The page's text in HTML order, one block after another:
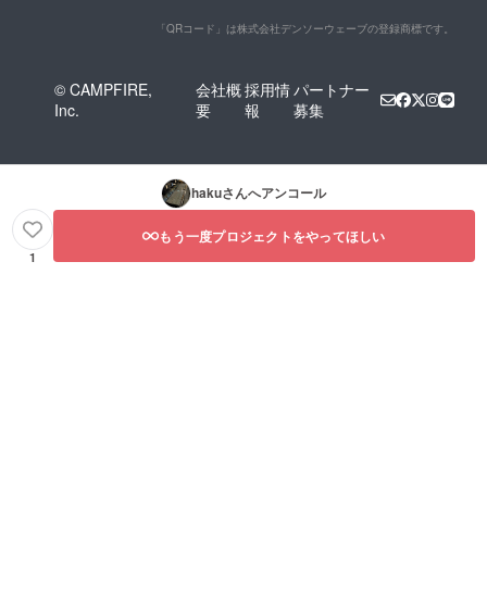
「QRコード」は株式会社デンソーウェーブの登録商標です。
© CAMPFIRE,
Inc.
会社概
要
採用情
報
パートナー
募集
hakuさんへアンコール
1
もう一度プロジェクトをやってほしい